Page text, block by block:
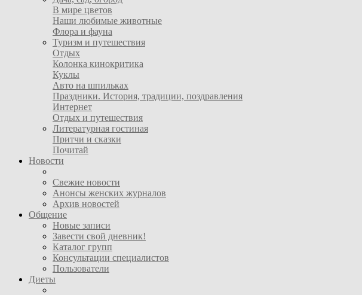
В мире цветов
Наши любимые животные
Флора и фауна
Туризм и путешествия
Отдых
Колонка кинокритика
Куклы
Авто на шпильках
Праздники. История, традиции, поздравления
Интернет
Отдых и путешествия
Литературная гостиная
Притчи и сказки
Почитай
Новости
Свежие новости
Анонсы женских журналов
Архив новостей
Общение
Новые записи
Завести свой дневник!
Каталог групп
Консультации специалистов
Пользователи
Диеты